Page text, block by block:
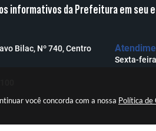
você concorda com a nossa Política de
informativos da Prefeitura em seu
Bilac, Nº 740, Centro
Sexta-